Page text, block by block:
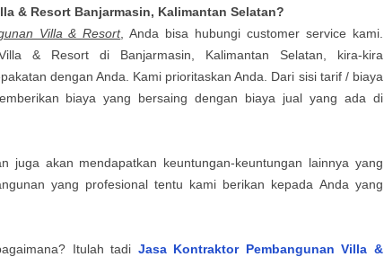
& Resort Banjarmasin, Kalimantan Selatan?
Villa & Resort, Anda bisa hubungi customer service kami.
& Resort di Banjarmasin, Kalimantan Selatan , kira-kira
dengan Anda. Kami prioritaskan Anda. Dari sisi tarif / biaya
biaya yang bersaing dengan biaya jual yang ada di
juga akan mendapatkan keuntungan-keuntungan lainnya yang
yang profesional tentu kami berikan kepada Anda yang
Itulah tadi Jasa Kontraktor Pembangunan Villa &